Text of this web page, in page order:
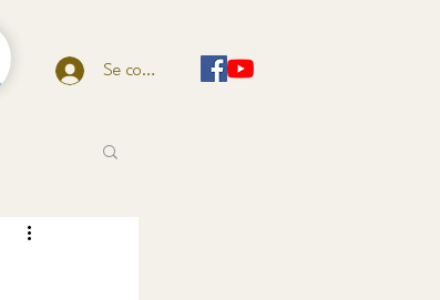
Se connecter